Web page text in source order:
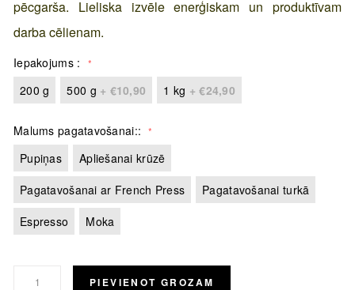
pēcgarša. Lieliska izvēle enerģiskam un produktīvam
darba cēlienam.
Iepakojums
200 g
500 g + €10,90 1 kg +€24,90
Malums pagatavošanai:
Pupiņas
Apliešanai krūzē
Pagatavošanai ar French Press
Pagatavošanai turkā
Espresso
Moka
PIEVIENOT GROZAM